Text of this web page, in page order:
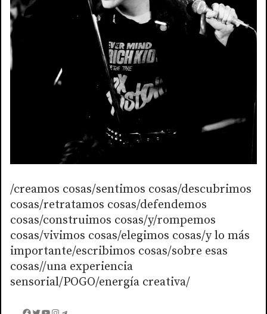
/creamos cosas/sentimos cosas/descubrimos
cosas/retratamos cosas/defendemos
cosas/construimos cosas/y/rompemos
cosas/vivimos cosas/elegimos cosas/y lo más
importante/escribimos cosas/sobre esas
cosas//una experiencia
sensorial/POGO/energía creativa/